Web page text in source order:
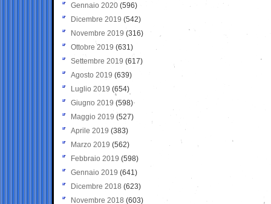
Gennaio 2020 (596)
Dicembre 2019 (542)
Novembre 2019 (316)
Ottobre 2019 (631)
Settembre 2019 (617)
Agosto 2019 (639)
Luglio 2019 (654)
Giugno 2019 (598)
Maggio 2019 (527)
Aprile 2019 (383)
Marzo 2019 (562)
Febbraio 2019 (598)
Gennaio 2019 (641)
Dicembre 2018 (623)
Novembre 2018 (603)